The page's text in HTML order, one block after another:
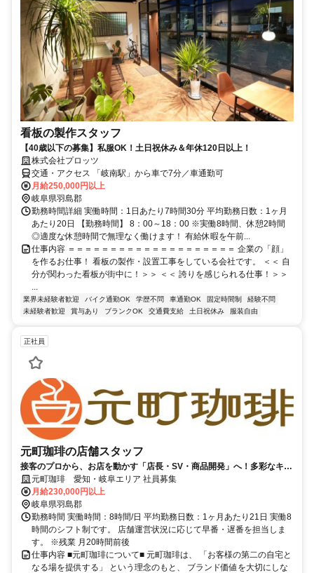
看板の製作スタッフ
【40歳以下の募集】私服OK！土日祝休み＆年休120日以上！
株式会社プロッツ
交通・アクセス 「岐南駅」から車で7分／車通勤可
月給250,000円以上
岐阜県羽島郡
勤務時間詳細 実働時間：1日あたり7時間30分 平均勤務日数：1ヶ月
あたり20日 【勤務時間】 8：00～18：00 ※実働8時間、休憩2時間
◎適度な休憩時間で無理なく働けます！ 有給休暇を午前...
仕事内容 ＝＝＝＝＝＝＝＝＝＝＝＝＝＝＝＝＝＝＝＝ 企業の「顔」
を作るお仕事！ 看板の製作・設置工事をしている会社です。 ＜＜ 自
分が関わった看板が街中に！＞＞ ＜＜ 誇りを感じられる仕事！＞＞
業界未経験者歓迎 バイク通勤OK 学歴不問 車通勤OK 固定時間制
経験不問
未経験者歓迎
賞与あり ブランクOK 交通費支給 土日祝休み 服装自由
正社員
元町珈琲の店舗スタッフ
接客のプロから、お店を動かす「店長・SV・商品開発」へ！多彩なキャ
リアパスが描ける環境です♪
元町珈琲 愛知・岐阜エリア 社員募集
月給230,000円以上
岐阜県羽島郡
勤務時間 実働時間：8時間/日 平均勤務日数：1ヶ月あたり21日 実働8
時間のシフト制です。 店舗運営状況に応じて早番・遅番を担当しま
す。 ※残業 月20時間前後
仕事内容 ■元町珈琲について■ 元町珈琲は、 「お客様の第二の自宅と
なる場を提供する」 という理念のもと、 ブランド価値を大切にしな